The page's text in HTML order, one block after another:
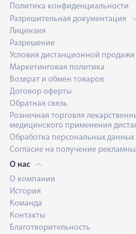
Политика конфиденциальности
Разрешительная документация
Лицензия
Разрешение
Условия дистанционной продажи
Маркетинговая политика
Возврат и обмен товаров
Договор оферты
Обратная связь
Розничная торговля
медицинского применения
Обработка персональных данных
Согласие на получение
О нас
О компании
История
Команда
Контакты
Благотворительность